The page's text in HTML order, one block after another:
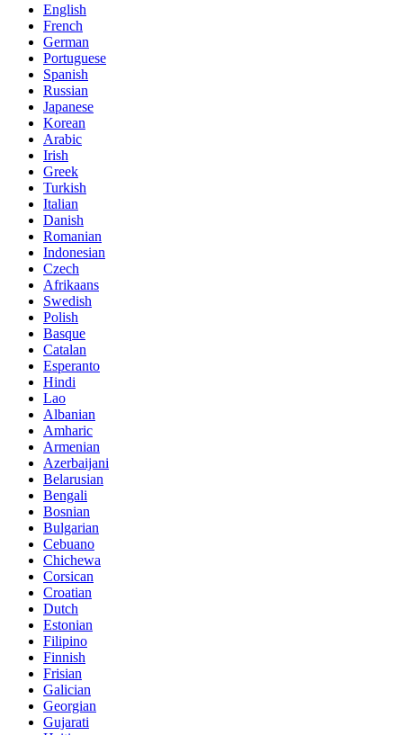
English
French
German
Portuguese
Spanish
Russian
Japanese
Korean
Arabic
Irish
Greek
Turkish
Italian
Danish
Romanian
Indonesian
Czech
Afrikaans
Swedish
Polish
Basque
Catalan
Esperanto
Hindi
Lao
Albanian
Amharic
Armenian
Azerbaijani
Belarusian
Bengali
Bosnian
Bulgarian
Cebuano
Chichewa
Corsican
Croatian
Dutch
Estonian
Filipino
Finnish
Frisian
Galician
Georgian
Gujarati